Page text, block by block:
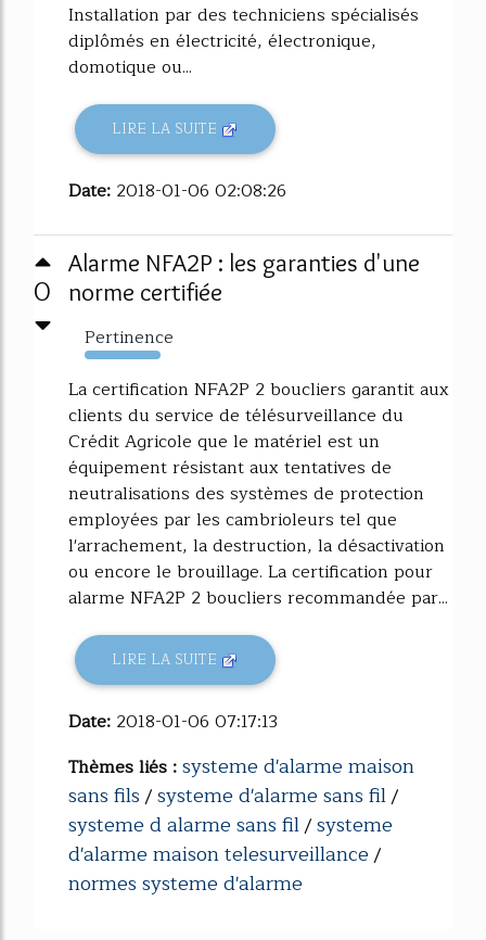
Installation par des techniciens spécialisés
diplômés en électricité, électronique,
domotique ou...
LIRE LA SUITE
Date: 2018-01-06 02:08:26
0
Alarme NFA2P : les garanties d'une
norme certifiée
Pertinence
1572%
La certification NFA2P 2 boucliers garantit aux
clients du service de télésurveillance du
Crédit Agricole que le matériel est un
équipement résistant aux tentatives de
neutralisations des systèmes de protection
employées par les cambrioleurs tel que
l'arrachement, la destruction, la désactivation
ou encore le brouillage. La certification pour
alarme NFA2P 2 boucliers recommandée par...
LIRE LA SUITE
Date: 2018-01-06 07:17:13
Thèmes liés :systeme d'alarme maison
sans fils/systeme d'alarme sans fil/
systeme d alarme sans fil/systeme
d'alarme maison telesurveillance/
normes systeme d'alarme